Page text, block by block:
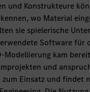
und Konstrukteure
wo Material
sie spielerische
Software für
Modellierung kam
und
Einsatz und findet